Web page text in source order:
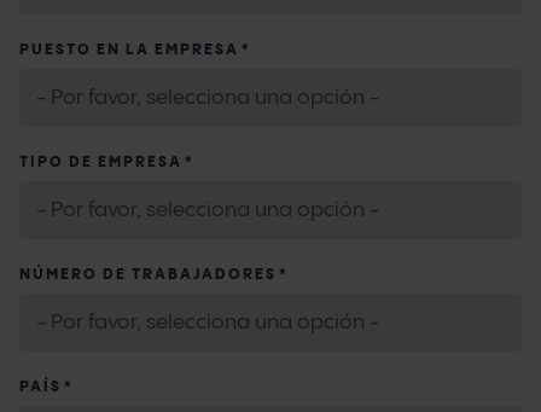
PUESTO EN LA EMPRESA *
TIPO DE EMPRESA *
NÚMERO DE TRABAJADORES *
PAÍS *